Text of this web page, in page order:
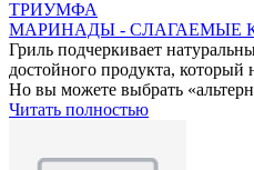
МАРИНАДЫ - СЛАГАЕМЫЕ
Гриль подчеркивает
достойного продукта,
Но вы можете выбрать
Читать полностью